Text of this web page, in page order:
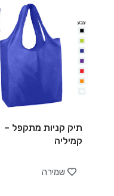
תיק קניות מתקפל –
קמיליה
שמירה